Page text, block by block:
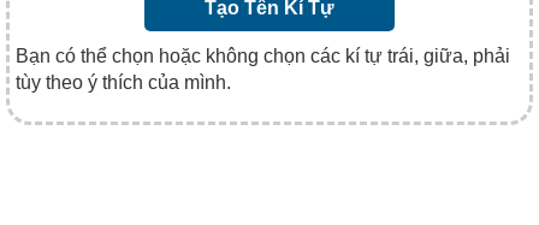
Tạo Tên Kí Tự
Bạn có thể chọn hoặc không chọn các kí tự trái, giữa, phải
tùy theo ý thích của mình.